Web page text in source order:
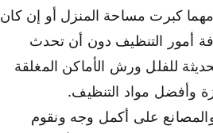
كبرت مساحة المنزل أو إن كان
أمور التنظيف دون أن تحدث
للفلل ورش الأماكن المغلقة
وأفضل مواد التنظيف.
على أكمل وجه ونقوم